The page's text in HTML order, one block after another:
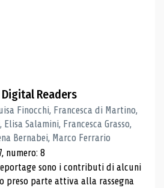
Readers
Finocchi, Francesca di Martino,
Salamini, Francesca Grasso,
Bernabei, Marco Ferrario
numero: 8
sono i contributi di alcuni
preso parte attiva alla rassegna